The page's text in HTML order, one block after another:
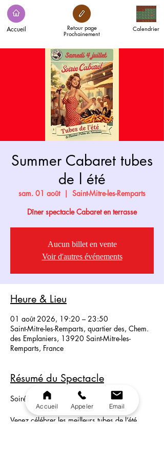
Accueil Calendrier
Retour page
Prochainement
Summer Cabaret tubes
de l été
sam. 01 août
  |
Saint-Mitre-les-Remparts
Dîner spectacle Cabaret en terrasse
Aucun billet en vente
Voir d'autres événements
Heure & Lieu
01 août 2026, 19:20 – 23:50
Saint-Mitre-les-Remparts, quartier des, Chem.
des Emplaniers, 13920 Saint-Mitre-les-
Remparts, France
Résumé du Spectacle
Soirée Tubes de l’Été :
Venez célébrer les meilleurs tubes de l’été
Accueil Appeler Email